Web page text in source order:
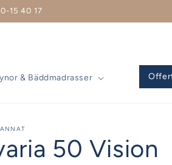
15 40 17
& Bäddmadrasser
50 Vision